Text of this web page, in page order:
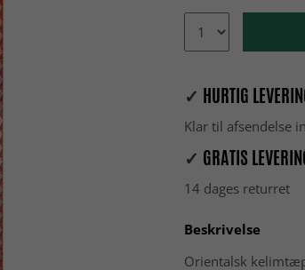
✓ HURTIG
Klar til afsendelse
✓ GRATIS
14 dages returret
Beskrivelse
Orientalsk